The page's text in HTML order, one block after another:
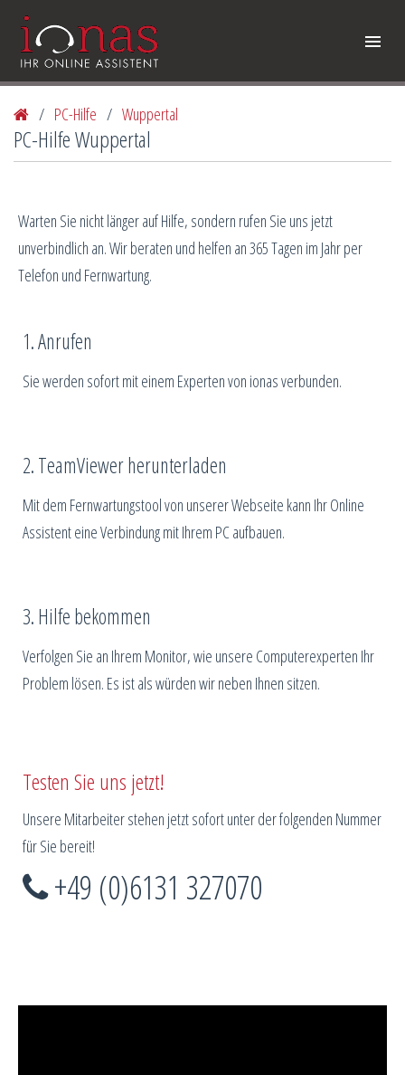
/ PC-Hilfe / Wuppertal
PC-Hilfe Wuppertal
Warten Sie nicht länger auf Hilfe, sondern rufen Sie uns jetzt
unverbindlich an. Wir beraten und helfen an 365 Tagen im Jahr per
Telefon und Fernwartung.
1. Anrufen
Sie werden sofort mit einem Experten von ionas verbunden.
2. TeamViewer herunterladen
Mit dem Fernwartungstool von unserer Webseite kann Ihr Online
Assistent eine Verbindung mit Ihrem PC aufbauen.
3. Hilfe bekommen
Verfolgen Sie an Ihrem Monitor, wie unsere Computerexperten Ihr
Problem lösen. Es ist als würden wir neben Ihnen sitzen.
Testen Sie uns jetzt!
Unsere Mitarbeiter stehen jetzt sofort unter der folgenden Nummer
für Sie bereit!
+49 (0)6131 327070